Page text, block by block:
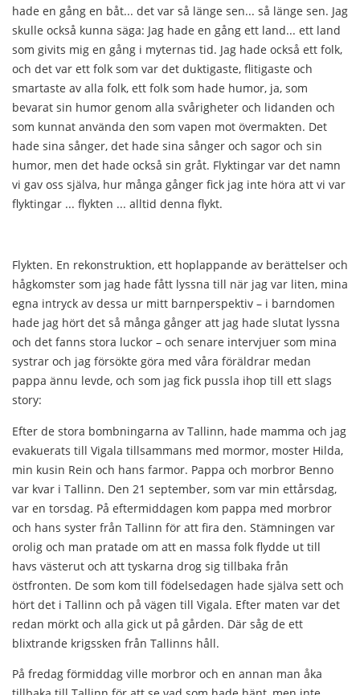
hade en gång en båt... det var så länge sen... så länge sen. Jag
skulle också kunna säga: Jag hade en gång ett land... ett land
som givits mig en gång i myternas tid. Jag hade också ett folk,
och det var ett folk som var det duktigaste, flitigaste och
smartaste av alla folk, ett folk som hade humor, ja, som
bevarat sin humor genom alla svårigheter och lidanden och
som kunnat använda den som vapen mot övermakten. Det
hade sina sånger, det hade sina sånger och sagor och sin
humor, men det hade också sin gråt. Flyktingar var det namn
vi gav oss själva, hur många gånger fick jag inte höra att vi var
flyktingar ... flykten ... alltid denna flykt.
Flykten. En rekonstruktion, ett hoplappande av berättelser och
hågkomster som jag hade fått lyssna till när jag var liten, mina
egna intryck av dessa ur mitt barnperspektiv – i barndomen
hade jag hört det så många gånger att jag hade slutat lyssna
och det fanns stora luckor – och senare intervjuer som mina
systrar och jag försökte göra med våra föräldrar medan
pappa ännu levde, och som jag fick pussla ihop till ett slags
story:
Efter de stora bombningarna av Tallinn, hade mamma och jag
evakuerats till Vigala tillsammans med mormor, moster Hilda,
min kusin Rein och hans farmor. Pappa och morbror Benno
var kvar i Tallinn. Den 21 september, som var min ettårsdag,
var en torsdag. På eftermiddagen kom pappa med morbror
och hans syster från Tallinn för att fira den. Stämningen var
orolig och man pratade om att en massa folk flydde ut till
havs västerut och att tyskarna drog sig tillbaka från
östfronten. De som kom till födelsedagen hade själva sett och
hört det i Tallinn och på vägen till Vigala. Efter maten var det
redan mörkt och alla gick ut på gården. Där såg de ett
blixtrande krigssken från Tallinns håll.
På fredag förmiddag ville morbror och en annan man åka